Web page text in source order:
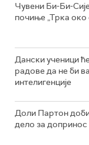
Чувени Би-Би-
почиње „Трка око
Дански ученици
радове да не би
интелигенције
Доли Партон
дело за